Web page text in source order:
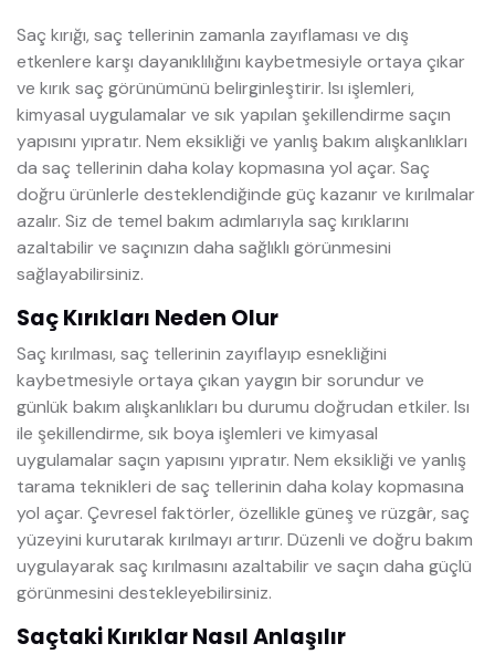
Saç kırığı, saç tellerinin zamanla zayıflaması ve dış
etkenlere karşı dayanıklılığını kaybetmesiyle ortaya çıkar
ve kırık saç görünümünü belirginleştirir. Isı işlemleri,
kimyasal uygulamalar ve sık yapılan şekillendirme saçın
yapısını yıpratır. Nem eksikliği ve yanlış bakım alışkanlıkları
da saç tellerinin daha kolay kopmasına yol açar. Saç
doğru ürünlerle desteklendiğinde güç kazanır ve kırılmalar
azalır. Siz de temel bakım adımlarıyla saç kırıklarını
azaltabilir ve saçınızın daha sağlıklı görünmesini
sağlayabilirsiniz.
Saç Kırıkları Neden Olur
Saç kırılması, saç tellerinin zayıflayıp esnekliğini
kaybetmesiyle ortaya çıkan yaygın bir sorundur ve
günlük bakım alışkanlıkları bu durumu doğrudan etkiler. Isı
ile şekillendirme, sık boya işlemleri ve kimyasal
uygulamalar saçın yapısını yıpratır. Nem eksikliği ve yanlış
tarama teknikleri de saç tellerinin daha kolay kopmasına
yol açar. Çevresel faktörler, özellikle güneş ve rüzgâr, saç
yüzeyini kurutarak kırılmayı artırır. Düzenli ve doğru bakım
uygulayarak saç kırılmasını azaltabilir ve saçın daha güçlü
görünmesini destekleyebilirsiniz.
Saçtaki Kırıklar Nasıl Anlaşılır